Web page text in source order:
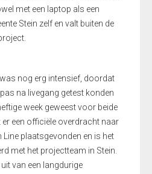
met een laptop als een
Stein zelf en valt buiten de
nog erg intensief, doordat
na livegang getest konden
week geweest voor beide
er een officiële overdracht naar
Line plaatsgevonden en is het
met het projectteam in Stein.
van een langdurige